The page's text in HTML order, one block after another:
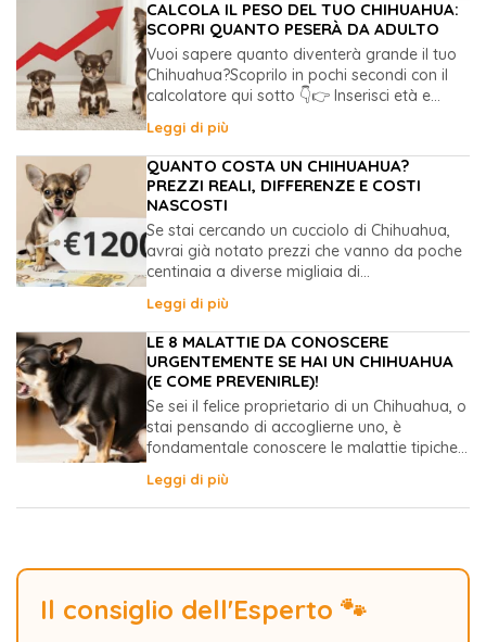
CALCOLA IL PESO DEL TUO CHIHUAHUA:
SCOPRI QUANTO PESERÀ DA ADULTO
Vuoi sapere quanto diventerà grande il tuo
Chihuahua?Scoprilo in pochi secondi con il
calcolatore qui sotto 👇👉 Inserisci età e...
Leggi di più
QUANTO COSTA UN CHIHUAHUA?
PREZZI REALI, DIFFERENZE E COSTI
NASCOSTI
Se stai cercando un cucciolo di Chihuahua,
avrai già notato prezzi che vanno da poche
centinaia a diverse migliaia di...
Leggi di più
LE 8 MALATTIE DA CONOSCERE
URGENTEMENTE SE HAI UN CHIHUAHUA
(E COME PREVENIRLE)!
Se sei il felice proprietario di un Chihuahua, o
stai pensando di accoglierne uno, è
fondamentale conoscere le malattie tipiche...
Leggi di più
Il consiglio dell'Esperto 🐾